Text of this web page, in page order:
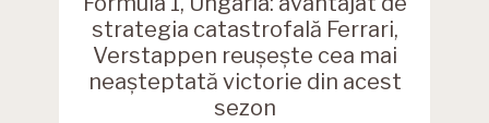
strategia catastrofală Ferrari,
Verstappen reușește cea mai
neașteptată victorie din acest
sezon